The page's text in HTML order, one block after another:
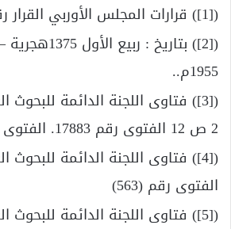
([1]) قرارات المجلس الأوربي القرار رقم 2/5.
1955م..
([3]) فتاوى اللجنة الدائمة للبحوث
2 ص 12 الفتوى رقم 17883. الفتوى رقم (563)
([4]) فتاوى اللجنة الدائمة للبحوث
الفتوى رقم (563)
([5]) فتاوى اللجنة الدائمة للبحوث